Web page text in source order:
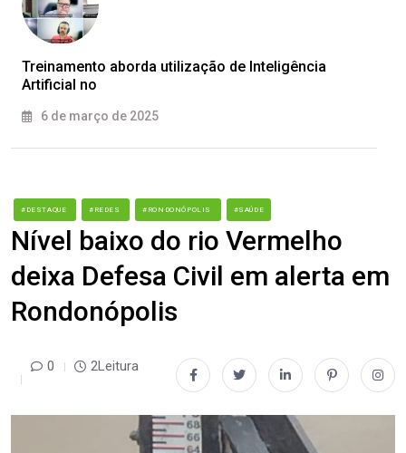
Treinamento aborda utilização de Inteligência
Artificial no
6 de março de 2025
#DESTAQUE #REDES #RONDONÓPOLIS #SAÚDE
Nível baixo do rio Vermelho
deixa Defesa Civil em alerta em
Rondonópolis
0 2Leitura